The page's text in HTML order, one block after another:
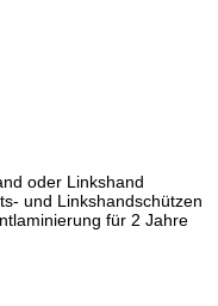
oder Linkshand
und Linkshandschützen
für 2 Jahre